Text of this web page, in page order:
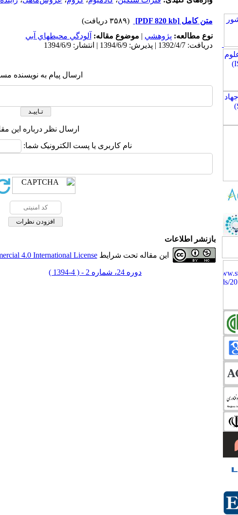
متن کامل[PDF 820 kb]
(۳۵۸۹ دریافت)
نوع مطالعه: پژوهشي | موضوع مقاله: آلودگي محيطهاي آبي
دریافت: 1392/4/7 | پذیرش: 1394/6/9 | انتشار: 1394/6/9
ارسال پیام به نویسنده
ارسال نظر درباره این
نام کاربری یا پست الکترونیک شما:
بازنشر اطلاعات
این مقاله تحت شرایط4.0 International License
دوره 24، شماره 2 - ( 4-1394 )